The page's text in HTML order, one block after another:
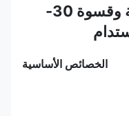
مع النهاية السطحية العالية وقسوة 30-
الخصائص الأساسية